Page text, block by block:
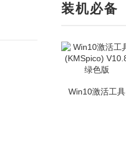
装机必备
Win10激活工具